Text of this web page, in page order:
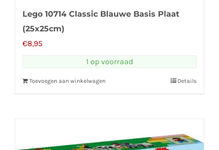
Lego 10714 Classic Blauwe Basis Plaat
(25x25cm)
€8,95
1 op voorraad
Toevoegen aan winkelwagen Details